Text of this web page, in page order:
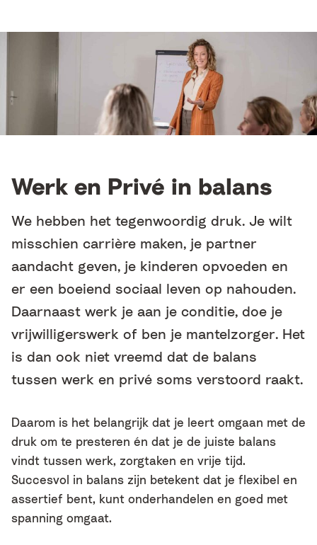
Werk en Privé in balans
We hebben het tegenwoordig druk. Je wilt
misschien carrière maken, je partner
aandacht geven, je kinderen opvoeden en
er een boeiend sociaal leven op nahouden.
Daarnaast werk je aan je conditie, doe je
vrijwilligerswerk of ben je mantelzorger. Het
is dan ook niet vreemd dat de balans
tussen werk en privé soms verstoord raakt.
Daarom is het belangrijk dat je leert omgaan met de
druk om te presteren én dat je de juiste balans
vindt tussen werk, zorgtaken en vrije tijd.
Succesvol in balans zijn betekent dat je flexibel en
assertief bent, kunt onderhandelen en goed met
spanning omgaat.